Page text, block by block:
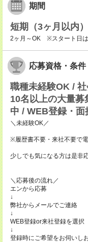
期間
短期（3ヶ月以内）
2ヶ月～OK ※スタート日は
応募資格・条件
職種未経験OK /
10名以上の大量
中 / WEB登録・面
＼未経験OK／
※履歴書不要・来社不要で
少しでも気になる方は是非
＼応募後の流れ／
エンから応募
↓
弊社からメールでご連絡
↓
WEB登録or来社登録を選択
↓
登録時にご希望をお伺いし